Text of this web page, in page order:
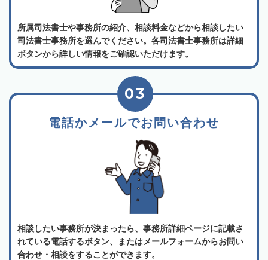
所属司法書士や事務所の紹介、相談料金などから相談したい
司法書士事務所を選んでください。各司法書士事務所は詳細
ボタンから詳しい情報をご確認いただけます。
電話かメールでお問い合わせ
03
相談したい事務所が決まったら、事務所詳細ページに記載さ
れている電話するボタン、またはメールフォームからお問い
合わせ・相談をすることができます。